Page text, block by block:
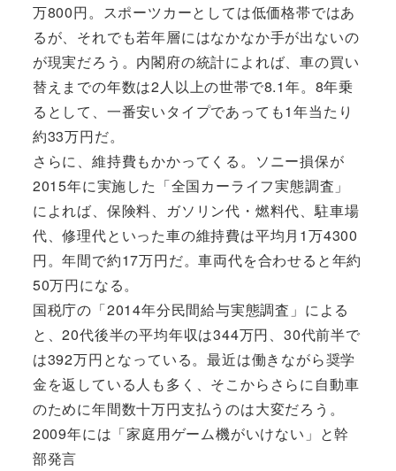
万800円。スポーツカーとしては低価格帯ではあ
るが、それでも若年層にはなかなか手が出ないの
が現実だろう。内閣府の統計によれば、車の買い
替えまでの年数は2人以上の世帯で8.1年。8年乗
るとして、一番安いタイプであっても1年当たり
約33万円だ。
さらに、維持費もかかってくる。ソニー損保が
2015年に実施した「全国カーライフ実態調査」
によれば、保険料、ガソリン代・燃料代、駐車場
代、修理代といった車の維持費は平均月1万4300
円。年間で約17万円だ。車両代を合わせると年約
50万円になる。
国税庁の「2014年分民間給与実態調査」による
と、20代後半の平均年収は344万円、30代前半で
は392万円となっている。最近は働きながら奨学
金を返している人も多く、そこからさらに自動車
のために年間数十万円支払うのは大変だろう。
2009年には「家庭用ゲーム機がいけない」と幹
部発言